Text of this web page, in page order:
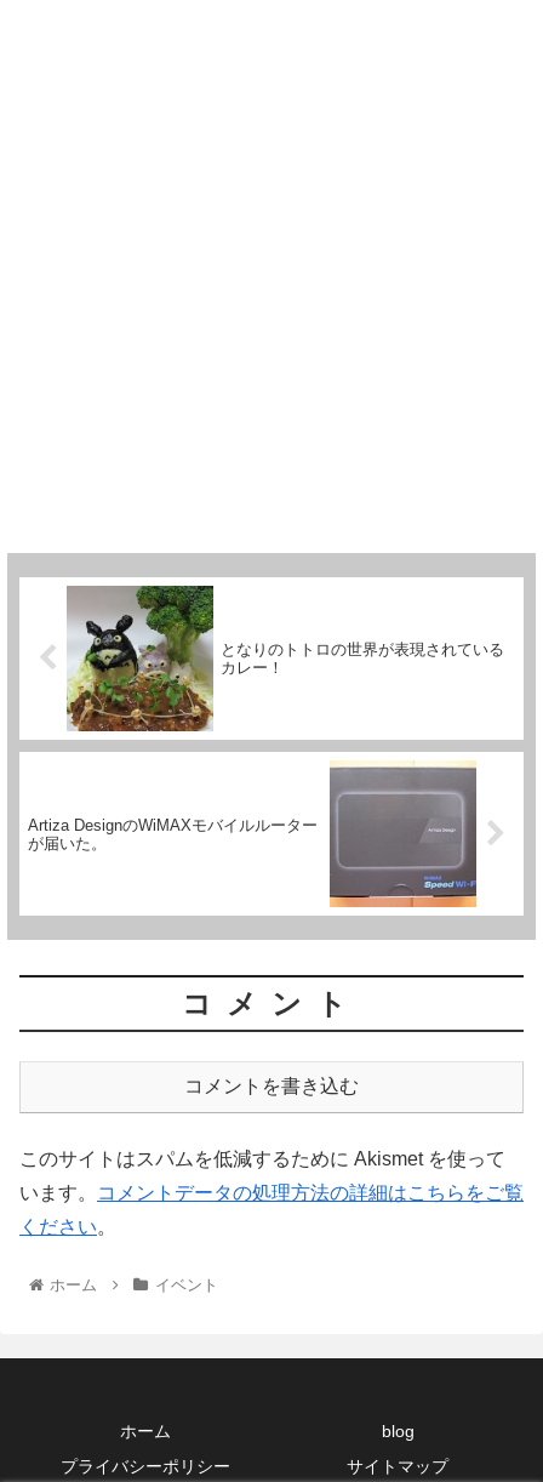
となりのトトロの世界が表現されている
カレー！
Artiza DesignのWiMAXモバイルルーター
が届いた。
コメント
コメントを書き込む
このサイトはスパムを低減するために Akismet を使って
います。
コメントデータの処理方法の詳細はこちらをご覧
ください。
ホーム イベント
ホーム
blog
プライバシーポリシー
サイトマップ